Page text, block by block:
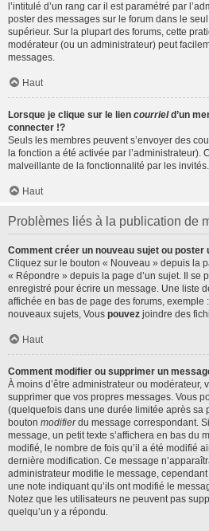
l’intitulé d’un rang car il est paramétré par
poster des messages sur le forum dans le
supérieur. Sur la plupart des forums, cette
modérateur (ou un administrateur) peut
messages.
Haut
Lorsque je clique sur le lien courrield’un
connecter !?
Seuls les membres peuvent s’envoyer des
la fonction a été activée par l’administrateur).
malveillante de la fonctionnalité par les invités.
Haut
Problèmes liés à la publication de
Comment créer un nouveau sujet ou poster
Cliquez sur le bouton « Nouveau » depuis la
« Répondre » depuis la page d’un sujet. Il se
enregistré pour écrire un message. Une liste
affichée en bas de page des forums, exemple
nouveaux sujets, Vous pouvez joindre des
Haut
Comment modifier ou supprimer un
À moins d’être administrateur ou modérateur,
supprimer que vos propres messages. Vous
(quelquefois dans une durée limitée après sa
bouton modifierdu message correspondant.
message, un petit texte s’affichera en bas du
modifié, le nombre de fois qu’il a été modifié
dernière modification. Ce message
administrateur modifie le message,
une note indiquant qu’ils ont modifié le
Notez que les utilisateurs ne peuvent pas
quelqu’un y a répondu.